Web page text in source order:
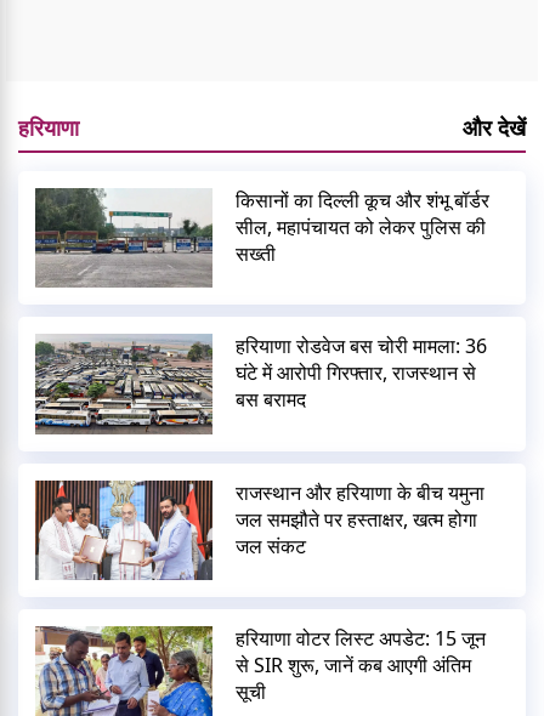
हरियाणा और देखें
किसानों का दिल्ली कूच और शंभू बॉर्डर
सील, महापंचायत को लेकर पुलिस की
सख्ती
हरियाणा रोडवेज बस चोरी मामला: 36
घंटे में आरोपी गिरफ्तार, राजस्थान से
बस बरामद
राजस्थान और हरियाणा के बीच यमुना
जल समझौते पर हस्ताक्षर, खत्म होगा
जल संकट
हरियाणा वोटर लिस्ट अपडेट: 15 जून
से SIR शुरू, जानें कब आएगी अंतिम
सूची